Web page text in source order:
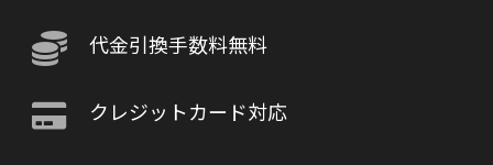
代金引換手数料無料
クレジットカード対応